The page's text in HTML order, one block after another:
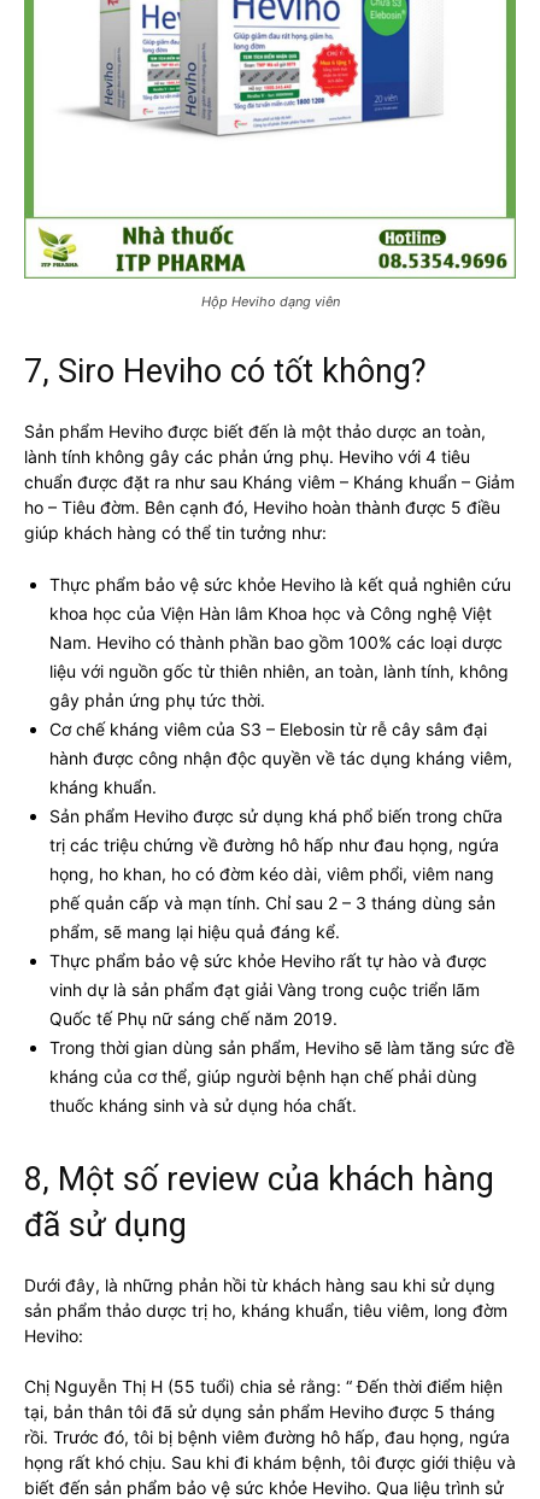
Hộp Heviho dạng viên
7, Siro Heviho có tốt không?
Sản phẩm Heviho được biết đến là một thảo dược an toàn,
lành tính không gây các phản ứng phụ. Heviho với 4 tiêu
chuẩn được đặt ra như sau Kháng viêm – Kháng khuẩn – Giảm
ho – Tiêu đờm. Bên cạnh đó, Heviho hoàn thành được 5 điều
giúp khách hàng có thể tin tưởng như:
Thực phẩm bảo vệ sức khỏe Heviho là kết quả nghiên cứu
khoa học của Viện Hàn lâm Khoa học và Công nghệ Việt
Nam. Heviho có thành phần bao gồm 100% các loại dược
liệu với nguồn gốc từ thiên nhiên, an toàn, lành tính, không
gây phản ứng phụ tức thời.
Cơ chế kháng viêm của S3 – Elebosin từ rễ cây sâm đại
hành được công nhận độc quyền về tác dụng kháng viêm,
kháng khuẩn.
Sản phẩm Heviho được sử dụng khá phổ biến trong chữa
trị các triệu chứng về đường hô hấp như đau họng, ngứa
họng, ho khan, ho có đờm kéo dài, viêm phổi, viêm nang
phế quản cấp và mạn tính. Chỉ sau 2 – 3 tháng dùng sản
phẩm, sẽ mang lại hiệu quả đáng kể.
Thực phẩm bảo vệ sức khỏe Heviho rất tự hào và được
vinh dự là sản phẩm đạt giải Vàng trong cuộc triển lãm
Quốc tế Phụ nữ sáng chế năm 2019.
Trong thời gian dùng sản phẩm, Heviho sẽ làm tăng sức đề
kháng của cơ thể, giúp người bệnh hạn chế phải dùng
thuốc kháng sinh và sử dụng hóa chất.
8, Một số review của khách hàng
đã sử dụng
Dưới đây, là những phản hồi từ khách hàng sau khi sử dụng
sản phẩm thảo dược trị ho, kháng khuẩn, tiêu viêm, long đờm
Heviho:
Chị Nguyễn Thị H (55 tuổi) chia sẻ rằng: “ Đến thời điểm hiện
tại, bản thân tôi đã sử dụng sản phẩm Heviho được 5 tháng
rồi. Trước đó, tôi bị bệnh viêm đường hô hấp, đau họng, ngứa
họng rất khó chịu. Sau khi đi khám bệnh, tôi được giới thiệu và
biết đến sản phẩm bảo vệ sức khỏe Heviho. Qua liệu trình sử